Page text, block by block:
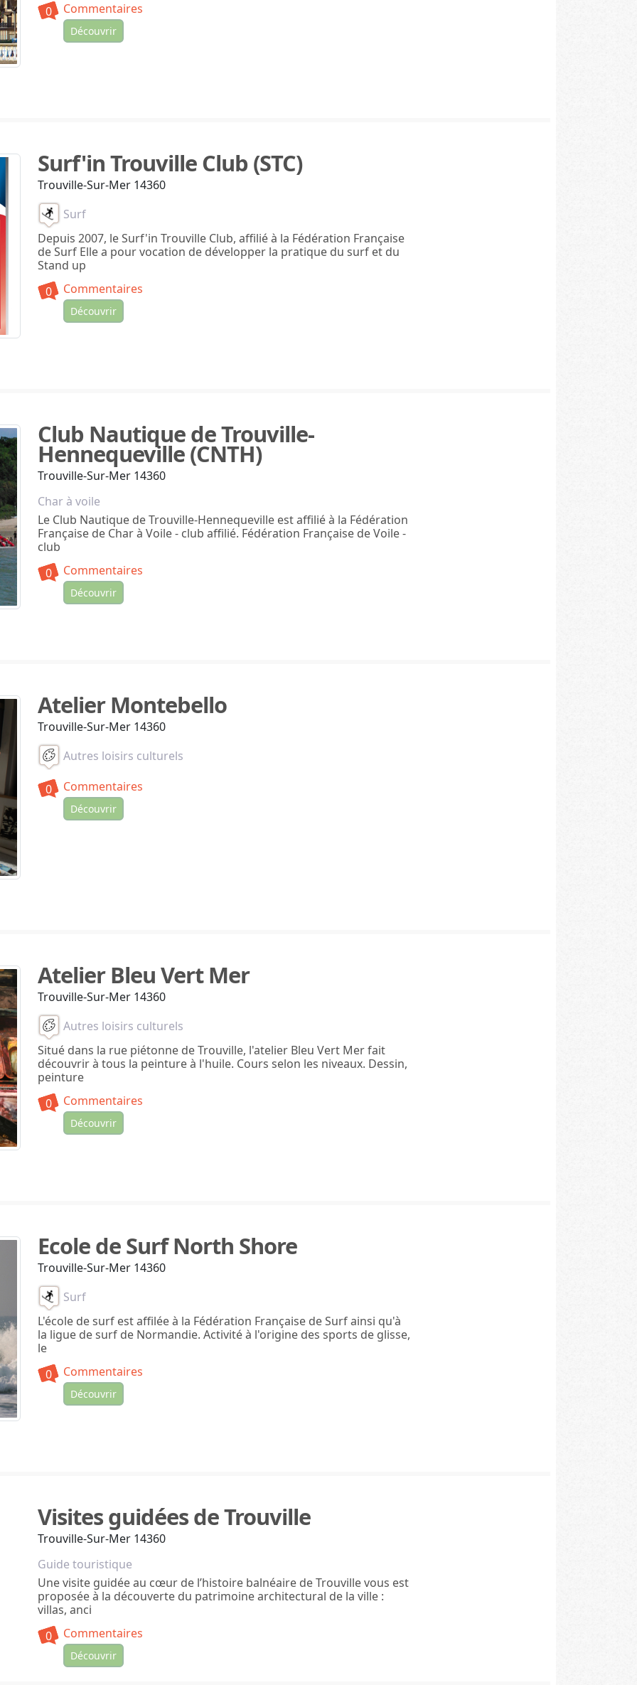
0
Commentaires
Découvrir
Surf'in Trouville Club (STC)
Trouville-Sur-Mer 14360
Surf
Depuis 2007, le Surf'in Trouville Club, affilié à la Fédération Française
de Surf Elle a pour vocation de développer la pratique du surf et du
Stand up
0
Commentaires
Découvrir
Club Nautique de Trouville-
Hennequeville (CNTH)
Trouville-Sur-Mer 14360
Char à voile
Le Club Nautique de Trouville-Hennequeville est affilié à la Fédération
Française de Char à Voile - club affilié. Fédération Française de Voile -
club
0
Commentaires
Découvrir
Atelier Montebello
Trouville-Sur-Mer 14360
Autres loisirs culturels
0 Commentaires
Découvrir
Atelier Bleu Vert Mer
Trouville-Sur-Mer 14360
Autres loisirs culturels
Situé dans la rue piétonne de Trouville, l'atelier Bleu Vert Mer fait
découvrir à tous la peinture à l'huile. Cours selon les niveaux. Dessin,
peinture
0
Commentaires
Découvrir
Ecole de Surf North Shore
Trouville-Sur-Mer 14360
Surf
L'école de surf est affilée à la Fédération Française de Surf ainsi qu'à
la ligue de surf de Normandie. Activité à l'origine des sports de glisse,
le
0
Commentaires
Découvrir
Visites guidées de Trouville
Trouville-Sur-Mer 14360
Guide touristique
Une visite guidée au cœur de l’histoire balnéaire de Trouville vous est
proposée à la découverte du patrimoine architectural de la ville :
villas, anci
0
Commentaires
Découvrir